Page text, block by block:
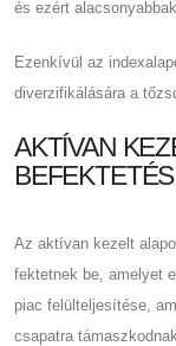
és ezért
Ezenkívül az
diverzifikálására a
AKTÍVAN
Az aktívan kezelt
fektetnek be, amelyet
piac felülteljesítése,
csapatra